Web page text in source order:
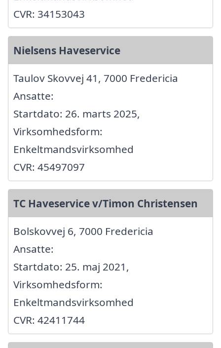
CVR: 34153043
Nielsens Haveservice
Taulov Skovvej 41, 7000 Fredericia
Ansatte:
Startdato: 26. marts 2025,
Virksomhedsform:
Enkeltmandsvirksomhed
CVR: 45497097
TC Haveservice v/Timon Christensen
Bolskovvej 6, 7000 Fredericia
Ansatte:
Startdato: 25. maj 2021,
Virksomhedsform:
Enkeltmandsvirksomhed
CVR: 42411744